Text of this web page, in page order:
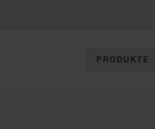
PRODUKTE